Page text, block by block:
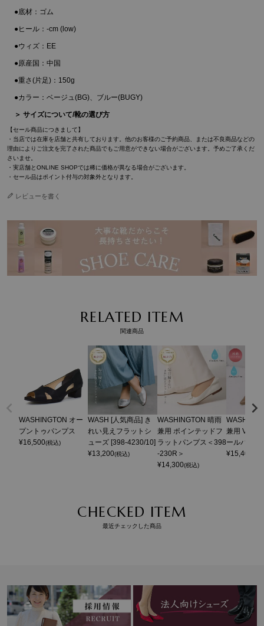
●底材：ゴム
●ヒール：-cm (low)
●ウィズ：EE
●原産国：中国
●重さ(片足)：150g
●カラー：ベージュ(BG)、ブルー(BUGY)
＞ サイズについて/靴の選び方
【セール商品につきまして】
・当店では在庫を店舗と共有しております。他のお客様のご予約商品、または不良商品などの
理由によりご注文を完了された商品でもご用意ができない場合がございます。予めご了承くだ
さいませ。
・実店舗とONLINE SHOPでは稀に価格が異なる場合がございます。
・セール品はポイント付与の対象外となります。
レビューを書く
RELATED ITEM
関連商品
WASHINGTON オー
プントゥパンプス
¥16,500(税込)
WASH [人気商品] き
れい見えフラットシ
ューズ [398-4230/10]
¥13,200(税込)
WASHINGTON 晴雨
兼用 ポインテッドフ
ラットパンプス＜398
-230R＞
¥14,300(税込)
兼用 Vカッ
ールパンプ
¥15,400
CHECKED ITEM
最近チェックした商品